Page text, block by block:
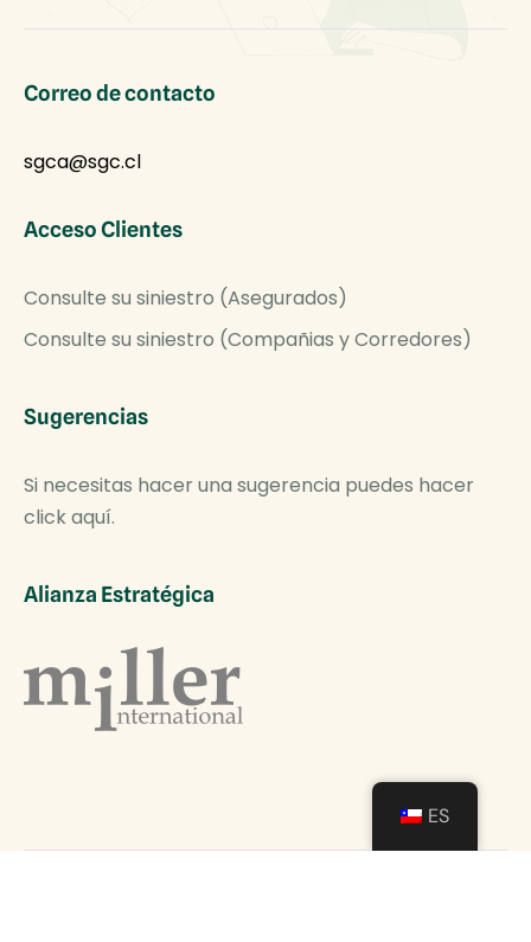
Correo de contacto
sgca@sgc.cl
Acceso Clientes
Consulte su siniestro (Asegurados)
Consulte su siniestro (Compañias y Corredores)
Sugerencias
Si necesitas hacer una sugerencia puedes hacer
click aquí.
Alianza Estratégica
ES